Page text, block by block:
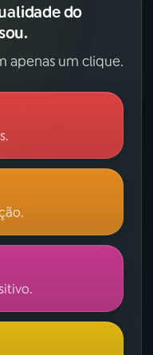
do
apenas um clique.